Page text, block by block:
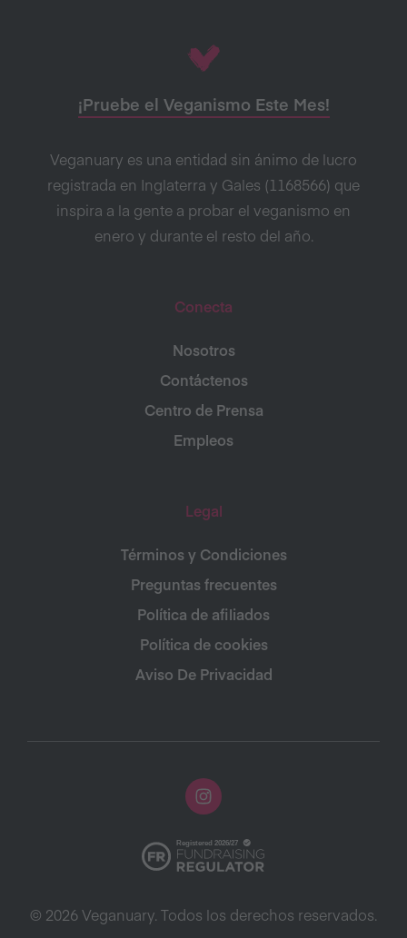
¡Pruebe el Veganismo Este Mes!
Veganuary es una entidad sin ánimo de lucro
registrada en Inglaterra y Gales (1168566) que
inspira a la gente a probar el veganismo en
enero y durante el resto del año.
Conecta
Nosotros
Contáctenos
Centro de Prensa
Empleos
Legal
Términos y Condiciones
Preguntas frecuentes
Política de afiliados
Política de cookies
Aviso De Privacidad
© 2026 Veganuary. Todos los derechos reservados.